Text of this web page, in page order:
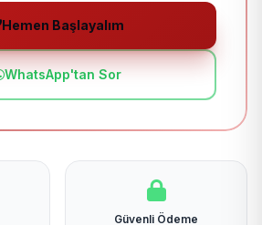
Hemen Başlayalım
WhatsApp'tan Sor
Güvenli Ödeme